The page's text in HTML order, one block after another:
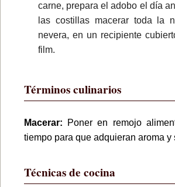
carne, prepara el adobo el día
las costillas macerar toda la
nevera, en un recipiente
film.
Términos culinarios
Macerar: Poner en remojo
tiempo para que adquieran aroma y
Técnicas de cocina